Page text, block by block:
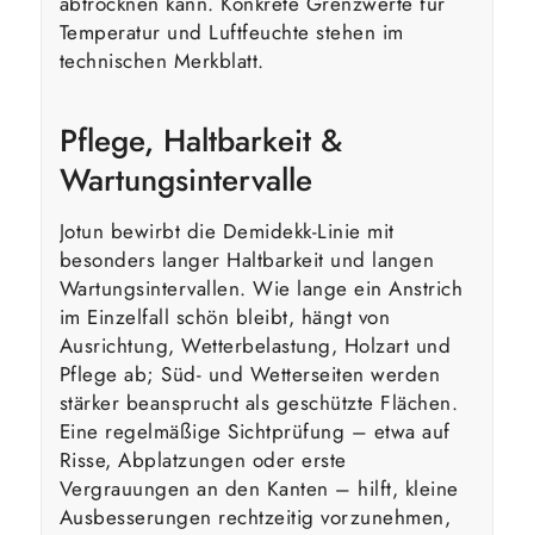
Temperatur und Luftfeuchte stehen im
technischen Merkblatt.
Pflege, Haltbarkeit &
Wartungsintervalle
Jotun bewirbt die Demidekk-Linie mit
besonders langer Haltbarkeit und langen
Wartungsintervallen. Wie lange ein Anstrich
im Einzelfall schön bleibt, hängt von
Ausrichtung, Wetterbelastung, Holzart und
Pflege ab; Süd- und Wetterseiten werden
stärker beansprucht als geschützte Flächen.
Eine regelmäßige Sichtprüfung – etwa auf
Risse, Abplatzungen oder erste
Vergrauungen an den Kanten – hilft, kleine
Ausbesserungen rechtzeitig vorzunehmen,